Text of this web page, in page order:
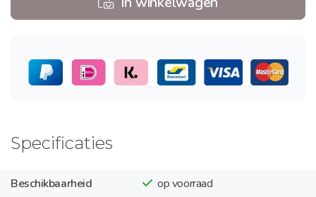
Specificaties
Beschikbaarheid op voorraad